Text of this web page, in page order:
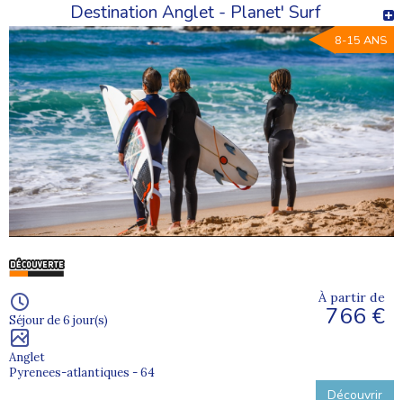
Destination Anglet - Planet' Surf
8-15 ANS
Séjour de 6 jour(s)
Anglet
Pyrenees-atlantiques - 64
À partir de
766 €
Découvrir